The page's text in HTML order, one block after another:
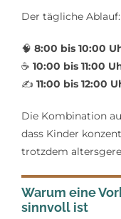
Der tägliche Ablauf:
🧠 8:00 bis 10:00
☕ 10:00 bis 11:00
✍️ 11:00 bis 12:00
Die Kombination
dass Kinder
trotzdem
Warum eine
sinnvoll ist